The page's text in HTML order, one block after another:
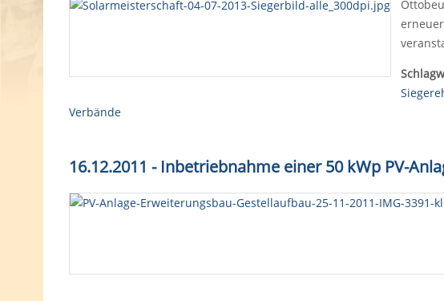
Verbände
16.12.2011 - Inbetriebnahme einer 50 kWp PV-